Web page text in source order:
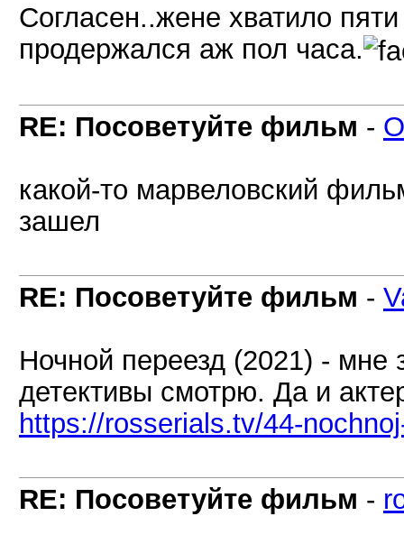
Согласен..жене хватило
продержался аж пол часа.
RE: Посоветуйте фильм -
какой-то марвеловский
зашел
RE: Посоветуйте фильм -
Ночной переезд (2021) -
детективы смотрю. Да и
https://rosserials.tv/44-
RE: Посоветуйте фильм -